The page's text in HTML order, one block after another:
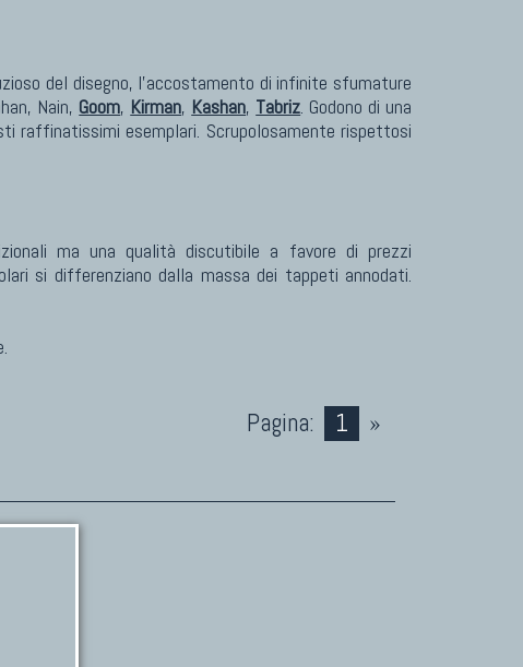
del disegno, l'accostamento di infinite sfumature
Nain, Goom, Kirman, Kashan, Tabriz. Godono di una
raffinatissimi esemplari. Scrupolosamente rispettosi
ma una qualità discutibile a favore di prezzi
si differenziano dalla massa dei tappeti annodati.
Pagina: 1 »